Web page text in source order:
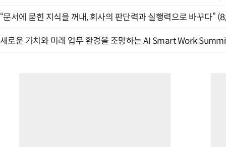
“문서에 묻힌 지식을 꺼내, 회사의 판단력과 실행력으로 바꾸다”
새로운 가치와 미래 업무 환경을 조망하는 AI Smart Work